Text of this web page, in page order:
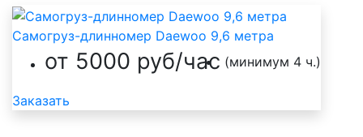
Самогруз-длинномер Daewoo 9,6 метра
от 5000 руб/час (минимум 4 ч.)
Заказать